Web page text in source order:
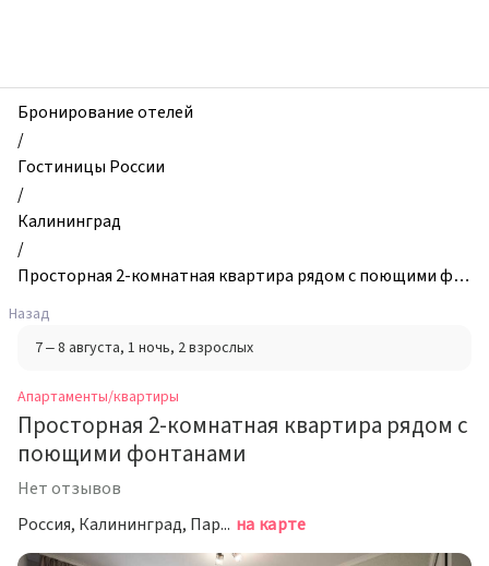
и
квартиры,
Просторная
2-
комнатная
квартира
рядом
поющими
фонтанами,
Калининград,
Россия
Бронирование отелей
/
Гостиницы России
/
Калининград
/
Просторная 2-комнатная квартира рядом с поющими фо
Назад
7 – 8 августа, 1 ночь, 2 взрослых
Апартаменты/квартиры
Просторная 2-комнатная квартира рядом с
поющими фонтанами
Нет отзывов
Россия, Калининград, Парусная улица, 31 на карте